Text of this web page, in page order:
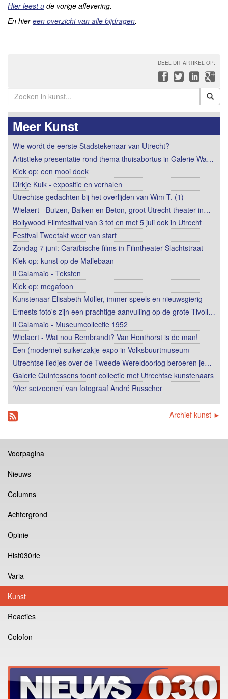
Hier leest u de vorige aflevering.
En hiereen overzicht van alle bijdragen.
DEEL DIT ARTIKEL OP:
Meer Kunst
Wie wordt de eerste Stadstekenaar van Utrecht?
Artistieke presentatie rond thema thuisabortus in Galerie Wa…
Kiek op: een mooi doek
Dirkje Kuik - expositie en verhalen
Utrechtse gedachten bij het overlijden van Wim T. (1)
Wielaert - Buizen, Balken en Beton, groot Utrecht theater in…
Bollywood Filmfestival van 3 tot en met 5 juli ook in Utrecht
Festival Tweetakt weer van start
Zondag 7 juni: Caraïbische films in Filmtheater Slachtstraat
Kiek op: kunst op de Maliebaan
Il Calamaio - Teksten
Kiek op: megafoon
Kunstenaar Elisabeth Müller, immer speels en nieuwsgierig
Ernests foto's zijn een prachtige aanvulling op de grote Tivoli…
Il Calamaio - Museumcollectie 1952
Wielaert - Wat nou Rembrandt? Van Honthorst is de man!
Een (moderne) suikerzakje-expo in Volksbuurtmuseum
Utrechtse liedjes over de Tweede Wereldoorlog beroeren je…
Galerie Quintessens toont collectie met Utrechtse kunstenaars
‘Vier seizoenen’ van fotograaf André Russcher
Archief kunst ►
Voorpagina
Nieuws
Columns
Achtergrond
Opinie
Hist030rie
Varia
Kunst
Reacties
Colofon